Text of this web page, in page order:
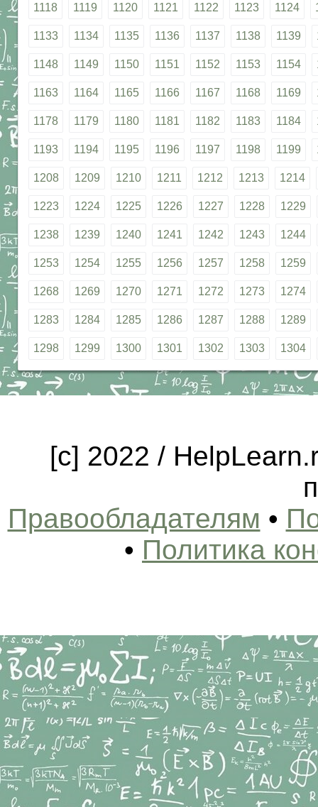
1118 1119 1120 1121 1122 1123 1124
1133 1134 1135 1136 1137 1138 1139
1148 1149 1150 1151 1152 1153 1154
1163 1164 1165 1166 1167 1168 1169
1178 1179 1180 1181 1182 1183 1184
1193 1194 1195 1196 1197 1198 1199
1208 1209 1210 1211 1212 1213 1214
1223 1224 1225 1226 1227 1228 1229
1238 1239 1240 1241 1242 1243 1244
1253 1254 1255 1256 1257 1258 1259
1268 1269 1270 1271 1272 1273 1274
1283 1284 1285 1286 1287 1288 1289
1298 1299 1300 1301 1302 1303 1304
[c] 2022 /
Правообладателям •
• Политика